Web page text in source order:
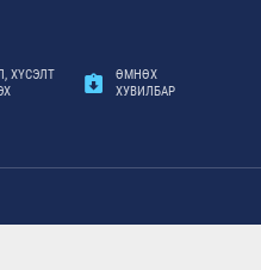
ХҮСЭЛТ
ӨМНӨХ
ХУВИЛБАР